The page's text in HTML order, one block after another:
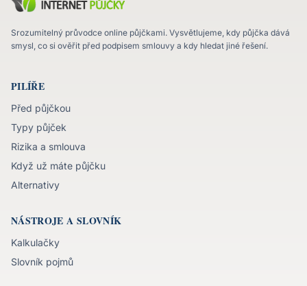
Srozumitelný průvodce online půjčkami. Vysvětlujeme, kdy půjčka dává
smysl, co si ověřit před podpisem smlouvy a kdy hledat jiné řešení.
PILÍŘE
Před půjčkou
Typy půjček
Rizika a smlouva
Když už máte půjčku
Alternativy
NÁSTROJE A SLOVNÍK
Kalkulačky
Slovník pojmů